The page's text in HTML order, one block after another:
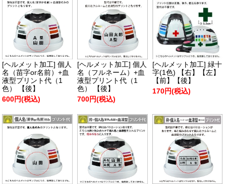
[ヘルメット加工] 個人
名（苗字or名前）+血
液型プリント代（1
色） 【後】
600円(税込)
[ヘルメット加工] 個人
名（フルネーム）+血
液型プリント代（1
色） 【後】
700円(税込)
[ヘルメット加工] 緑十
字(1色) 【右】【左】
【前】【後】
170円(税込)